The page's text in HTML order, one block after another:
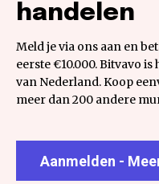
handelen
Meld je via ons aan en
eerste €10.000. Bitvavo
van Nederland. Koop
meer dan 200 andere
Aanmelden -